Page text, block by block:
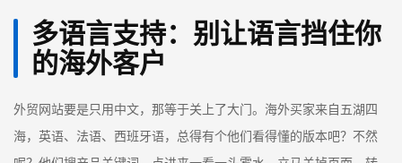
多语言支持：别让语言挡住你
的海外客户
外贸网站要是只用中文，那等于关上了大门。海外买家来自五湖四
海，英语、法语、西班牙语，总得有个他们看得懂的版本吧？不然